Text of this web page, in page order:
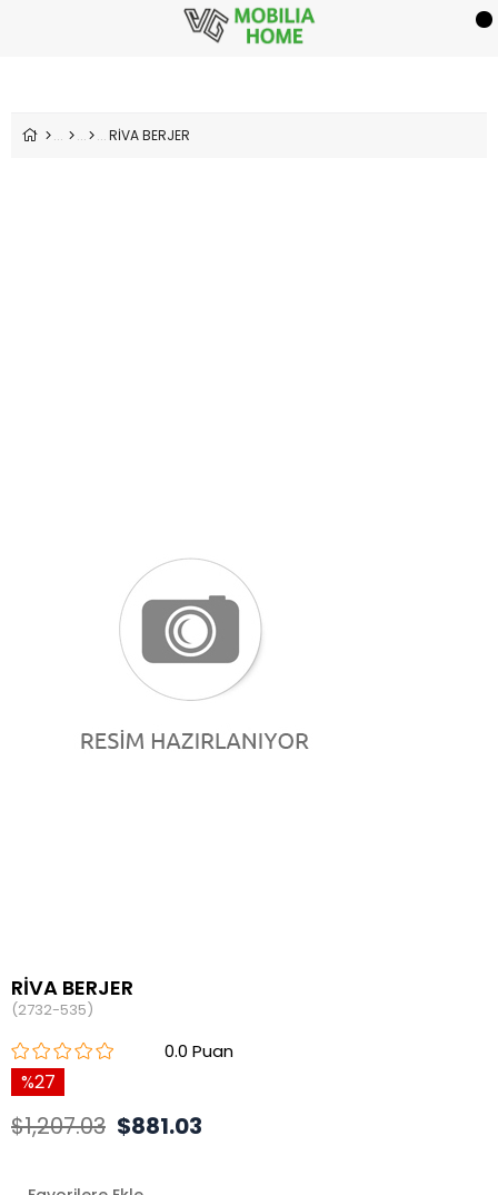
RİVA BERJER
RİVA BERJER
(2732-535)
0.0
27
$1,207.03 $881.03